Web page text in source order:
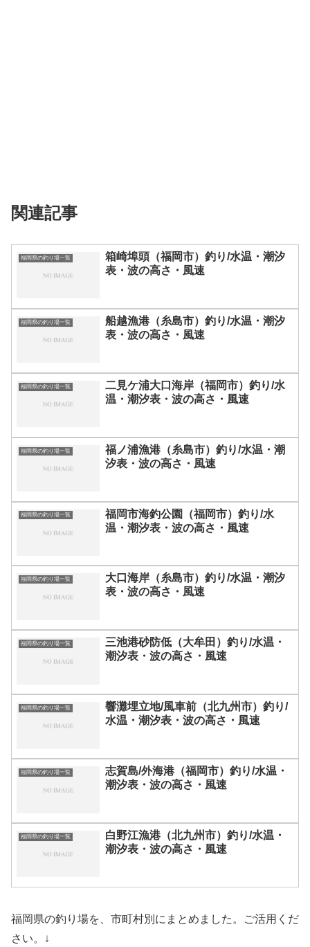
関連記事
福岡県の釣り場一覧
箱崎埠頭（福岡市）釣り/水温・潮汐
表・波の高さ・風速
福岡県の釣り場一覧
船越漁港（糸島市）釣り/水温・潮汐
表・波の高さ・風速
福岡県の釣り場一覧
二見ケ浦大口海岸（福岡市）釣り/水
温・潮汐表・波の高さ・風速
福岡県の釣り場一覧
福ノ浦漁港（糸島市）釣り/水温・潮
汐表・波の高さ・風速
福岡県の釣り場一覧
福岡市海釣公園（福岡市）釣り/水
温・潮汐表・波の高さ・風速
福岡県の釣り場一覧
大口海岸（糸島市）釣り/水温・潮汐
表・波の高さ・風速
福岡県の釣り場一覧
三池港砂防低（大牟田）釣り/水温・
潮汐表・波の高さ・風速
福岡県の釣り場一覧
響灘埋立地/風車前（北九州市）釣り/
水温・潮汐表・波の高さ・風速
福岡県の釣り場一覧
志賀島/外海港（福岡市）釣り/水温・
潮汐表・波の高さ・風速
福岡県の釣り場一覧
白野江漁港（北九州市）釣り/水温・
潮汐表・波の高さ・風速
福岡県の釣り場を、市町村別にまとめました。ご活用くだ
さい。↓